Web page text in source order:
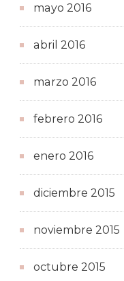
mayo 2016
abril 2016
marzo 2016
febrero 2016
enero 2016
diciembre 2015
noviembre 2015
octubre 2015